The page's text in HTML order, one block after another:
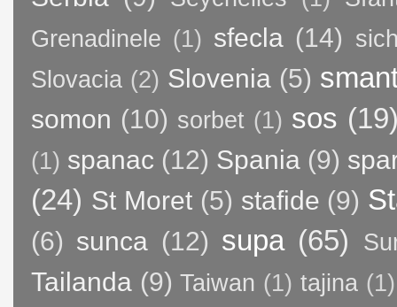
Grenadinele (1) sfecla (14)
Slovacia (2) Slovenia (5)
somon (10) sorbet (1) sos
(1) spanac (12) Spania (9)
(24) St Moret (5) stafide (9)
(6) sunca (12) supa (65)
Tailanda (9) Taiwan (1) tajina (1)